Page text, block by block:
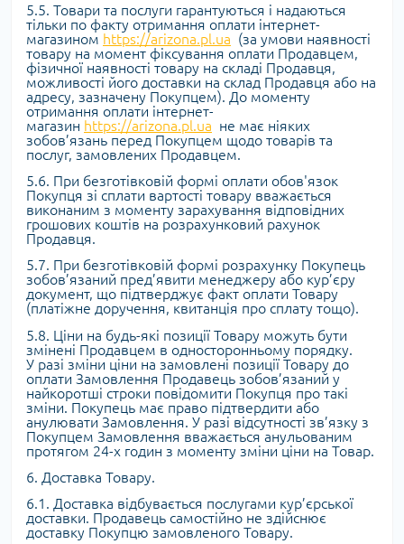
5.5. Товари та послуги гарантуються і надаються
тільки по факту отримання оплати інтернет-
магазином https://arizona.pl.ua (за умови наявності
товару на момент фіксування оплати Продавцем,
фізичної наявності товару на складі Продавця,
можливості його доставки на склад Продавця або на
адресу, зазначену Покупцем). До моменту
отримання оплати інтернет-
магазин https://arizona.pl.ua не має ніяких
зобов’язань перед Покупцем щодо товарів та
послуг, замовлених Продавцем.
5.6. При безготівковій формі оплати обов'язок
Покупця зі сплати вартості товару вважається
виконаним з моменту зарахування відповідних
грошових коштів на розрахунковий рахунок
Продавця.
5.7. При безготівковій формі розрахунку Покупець
зобов’язаний пред’явити менеджеру або кур’єру
документ, що підтверджує факт оплати Товару
(платіжне доручення, квитанція про сплату тощо).
5.8. Ціни на будь-які позиції Товару можуть бути
змінені Продавцем в односторонньому порядку.
У разі зміни ціни на замовлені позиції Товару до
оплати Замовлення Продавець зобов’язаний у
найкоротші строки повідомити Покупця про такі
зміни. Покупець має право підтвердити або
анулювати Замовлення. У разі відсутності зв’язку з
Покупцем Замовлення вважається анульованим
протягом 24-х годин з моменту зміни ціни на Товар.
6. Доставка Товару.
6.1. Доставка відбувається послугами кур’єрської
доставки. Продавець самостійно не здійснює
доставку Покупцю замовленого Товару.